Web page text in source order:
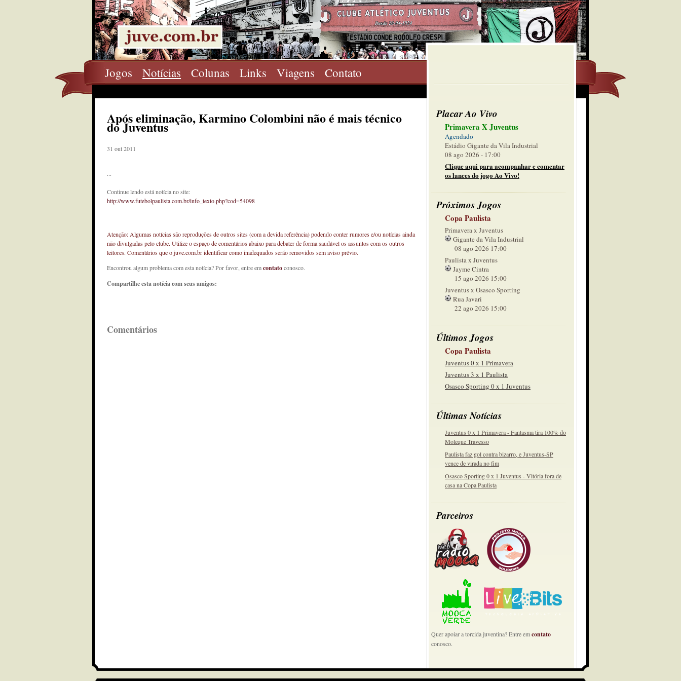
Jogos Notícias Colunas Links Viagens Contato
Placar Ao Vivo
Primavera X Juventus
Agendado
Estádio Gigante da Vila Industrial
08 ago 2026 - 17:00
Clique aqui para acompanhar e comentar
os lances do jogo Ao Vivo!
Próximos Jogos
Copa Paulista
Primavera x Juventus
Gigante da Vila Industrial
08 ago 2026 17:00
Paulista x Juventus
Jayme Cintra
15 ago 2026 15:00
Juventus x Osasco Sporting
Rua Javari
22 ago 2026 15:00
Últimos Jogos
Copa Paulista
Juventus 0 x 1 Primavera
Juventus 3 x 1 Paulista
Osasco Sporting 0 x 1 Juventus
Últimas Notícias
Juventus 0 x 1 Primavera - Fantasma tira 100% do
Moleque Travesso
Paulista faz gol contra bizarro, e Juventus-SP
vence de virada no fim
Osasco Sporting 0 x 1 Juventus - Vitória fora de
casa na Copa Paulista
Parceiros
Quer apoiar a torcida juventina? Entre emcontato
conosco.
Após eliminação, Karmino Colombini não é mais técnico
do Juventus
31 out 2011
...
Continue lendo está notícia no site:
http://www.futebolpaulista.com.br/info_texto.php?cod=54098
Atenção: Algumas notícias são reproduções de outros sites (com a devida referência) podendo conter rumores e/ou notícias ainda
não divulgadas pelo clube. Utilize o espaço de comentários abaixo para debater de forma saudável os assuntos com os outros
leitores. Comentários que o juve.com.br identificar como inadequados serão removidos sem aviso prévio.
Encontrou algum problema com esta notícia? Por favor, entre emcontatoconosco.
Compartilhe esta notícia com seus amigos:
Comentários